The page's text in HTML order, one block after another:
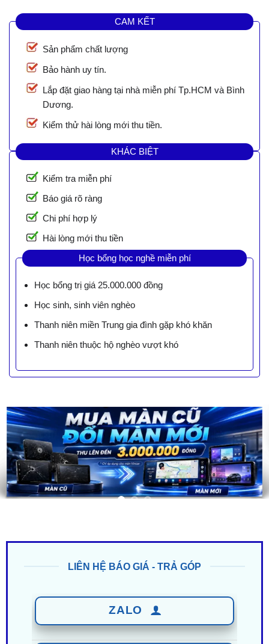
CAM KẾT
Sản phẩm chất lượng
Bảo hành uy tín.
Lắp đặt giao hàng tại nhà miễn phí Tp.HCM và Bình
Dương.
Kiểm thử hài lòng mới thu tiền.
KHÁC BIỆT
Kiểm tra miễn phí
Báo giá rõ ràng
Chi phí hợp lý
Hài lòng mới thu tiền
Học bổng học nghề miễn phí
Học bổng trị giá 25.000.000 đồng
Học sinh, sinh viên nghèo
Thanh niên miền Trung gia đình gặp khó khăn
Thanh niên thuộc hộ nghèo vượt khó
0949 60 3979